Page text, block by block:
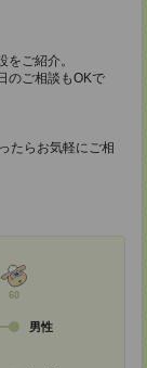
ご紹介。
のご相談もOKで
たらお気軽にご相
60
男性